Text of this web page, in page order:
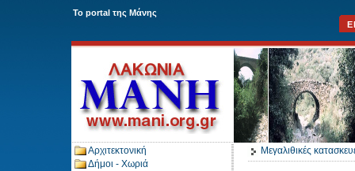
To portal της Μάνης
Αρχιτεκτονική
Δήμοι - Χωριά
Μεγαλιθικές